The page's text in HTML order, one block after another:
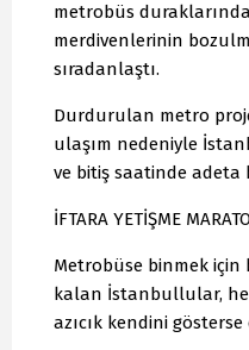
metrobüs
merdivenlerinin
sıradanlaştı.
Durdurulan metro
ulaşım nedeniyle
ve bitiş saatinde adeta
İFTARA YETİŞME
Metrobüse binmek
kalan İstanbullular,
azıcık kendini